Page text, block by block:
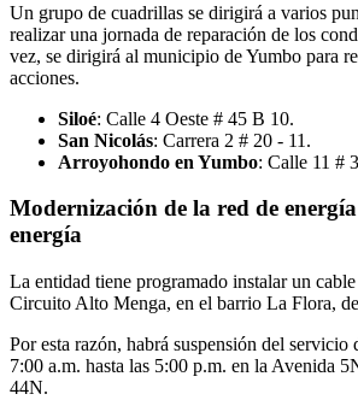
Un grupo de cuadrillas se dirigirá a varios
realizar una jornada de reparación de los
vez, se dirigirá al municipio de Yumbo para
acciones.
Siloé: Calle 4 Oeste # 45 B 10.
San Nicolás: Carrera 2 # 20 - 11.
Arroyohondo en Yumbo: Calle 11 #
Modernización de la red de
energía
La entidad tiene programado instalar un
Circuito Alto Menga, en el barrio La Flora,
Por esta razón, habrá suspensión del servicio
7:00 a.m. hasta las 5:00 p.m. en la Avenida
44N.